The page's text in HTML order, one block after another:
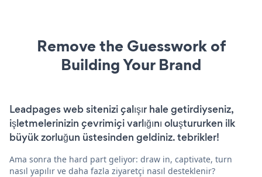
Remove the Guesswork of
Building Your Brand
Leadpages web sitenizi çalışır hale getirdiyseniz,
işletmelerinizin çevrimiçi varlığını oluştururken ilk
büyük zorluğun üstesinden geldiniz. tebrikler!
Ama sonra the hard part geliyor: draw in, captivate, turn
nasıl yapılır ve daha fazla ziyaretçi nasıl desteklenir?